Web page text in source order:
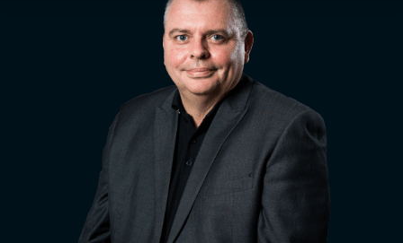
Essaouira 96.6
Safi 92.3
Taza 103.0
Taounate 95.6
Tiznit 103.1
SkhourRhamna 92.2
Taroudant 104.9
Guelmim 91.9
Tan-Tan 95.2
Tafraout 104.9
Casablanca 92.5 Hz
Rabat, Salé 106.9 Hz
Marrakech 90.5 Hz